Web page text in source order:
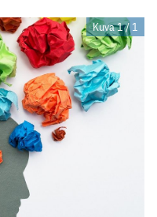
Kuva 1 / 1